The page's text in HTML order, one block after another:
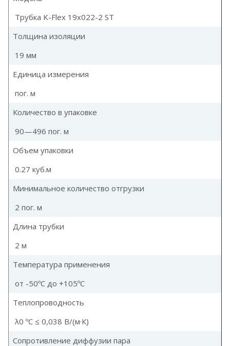
Трубка K-Flex 19x022-2 ST
Толщина изоляции
19 мм
Единица измерения
пог. м
Количество в упаковке
90—496 пог. м
Объем упаковки
0.27 куб.м
Минимальное количество отгрузки
2 пог. м
Длина трубки
2 м
Температура применения
от -50ºС до +105ºС
Теплопроводность
λ0 ºC ≤ 0,038 В/(м·К)
Сопротивление диффузии пара